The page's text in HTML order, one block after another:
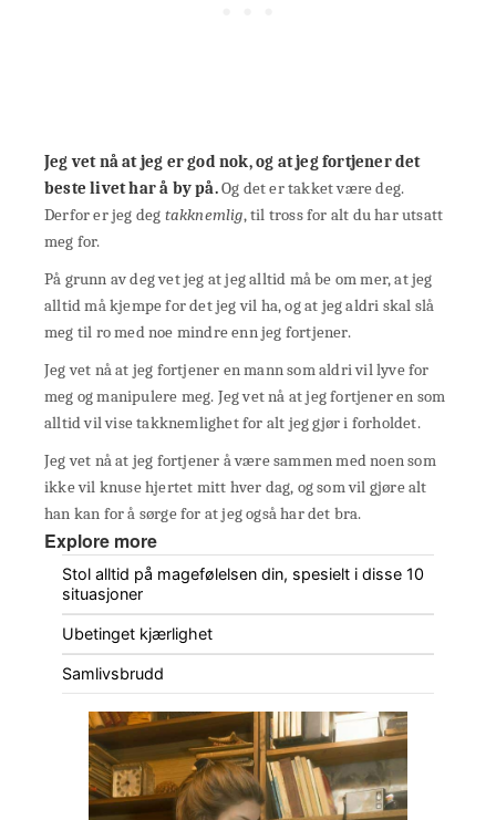
Jeg vet nå at jeg er god nok, og at jeg fortjener det
beste livet har å by på.Og det er takket være deg.
Derfor er jeg deg takknemlig, til tross for alt du har utsatt
meg for.
På grunn av deg vet jeg at jeg alltid må be om mer, at jeg
alltid må kjempe for det jeg vil ha, og at jeg aldri skal slå
meg til ro med noe mindre enn jeg fortjener.
Jeg vet nå at jeg fortjener en mann som aldri vil lyve for
meg og manipulere meg. Jeg vet nå at jeg fortjener en som
alltid vil vise takknemlighet for alt jeg gjør i forholdet.
Jeg vet nå at jeg fortjener å være sammen med noen som
ikke vil knuse hjertet mitt hver dag, og som vil gjøre alt
han kan for å sørge for at jeg også har det bra.
Explore more
Stol alltid på magefølelsen din, spesielt i disse 10
situasjoner
Ubetinget kjærlighet
Samlivsbrudd